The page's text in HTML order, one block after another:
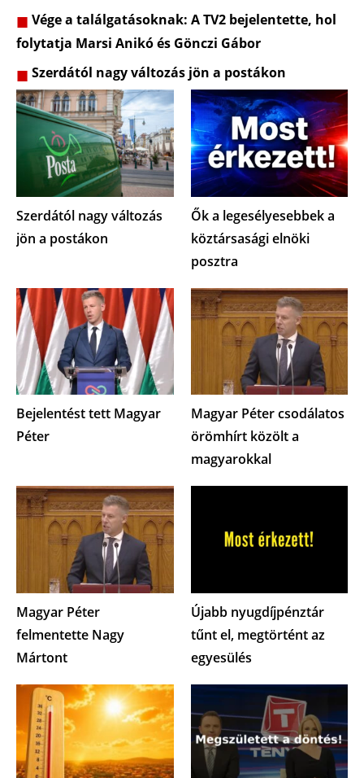
Vége a találgatásoknak: A TV2 bejelentette, hol
folytatja Marsi Anikó és Gönczi Gábor
Szerdától nagy változás jön a postákon
Szerdától nagy változás
jön a postákon
Ők a legesélyesebbek a
köztársasági elnöki
posztra
Bejelentést tett Magyar
Péter
Magyar Péter csodálatos
örömhírt közölt a
magyarokkal
Magyar Péter
felmentette Nagy
Mártont
Újabb nyugdíjpénztár
tűnt el, megtörtént az
egyesülés